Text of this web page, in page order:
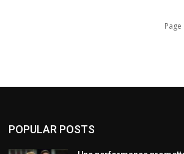
POPULAR POSTS